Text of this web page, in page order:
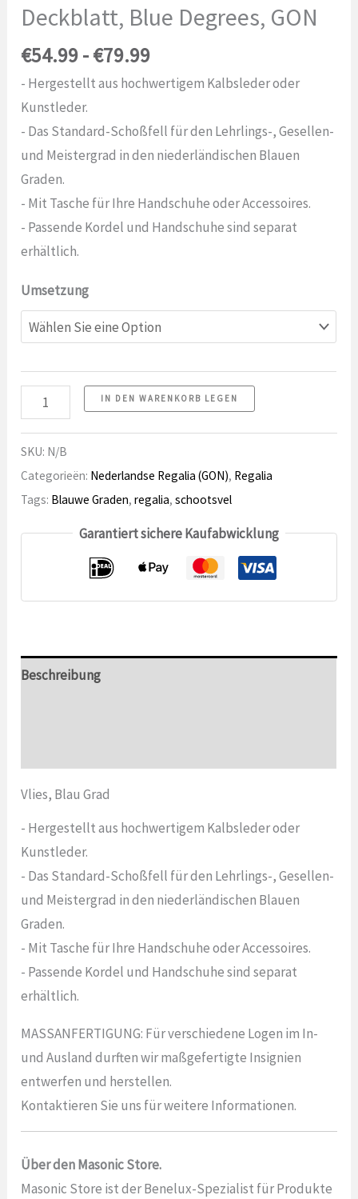
Deckblatt, Blue Degrees, GON
€54.99-€79.99Prijsklasse:
€54.99
€79.99
- Hergestellt aus hochwertigem Kalbsleder oder
Kunstleder.
- Das Standard-Schoßfell für den Lehrlings-, Gesellen-
und Meistergrad in den niederländischen Blauen
Graden.
- Mit Tasche für Ihre Handschuhe oder Accessoires.
- Passende Kordel und Handschuhe sind separat
erhältlich.
Umsetzung
Überlappendes
Blatt,
Blue
Degrees,
GON-
IN DEN WARENKORB LEGEN
SKU: N/B
Categorieën: Nederlandse Regalia (GON), Regalia
Tags: Blauwe Graden,regalia,schootsvel
Garantiert sichere Kaufabwicklung
Beschreibung
Vlies, Blau Grad
- Hergestellt aus hochwertigem Kalbsleder oder
Kunstleder.
- Das Standard-Schoßfell für den Lehrlings-, Gesellen-
und Meistergrad in den niederländischen Blauen
Graden.
- Mit Tasche für Ihre Handschuhe oder Accessoires.
- Passende Kordel und Handschuhe sind separat
erhältlich.
MASSANFERTIGUNG: Für verschiedene Logen im In-
und Ausland durften wir maßgefertigte Insignien
entwerfen und herstellen.
Kontaktieren Sie uns für weitere Informationen.
Über den Masonic Store.
Masonic Store ist der Benelux-Spezialist für Produkte